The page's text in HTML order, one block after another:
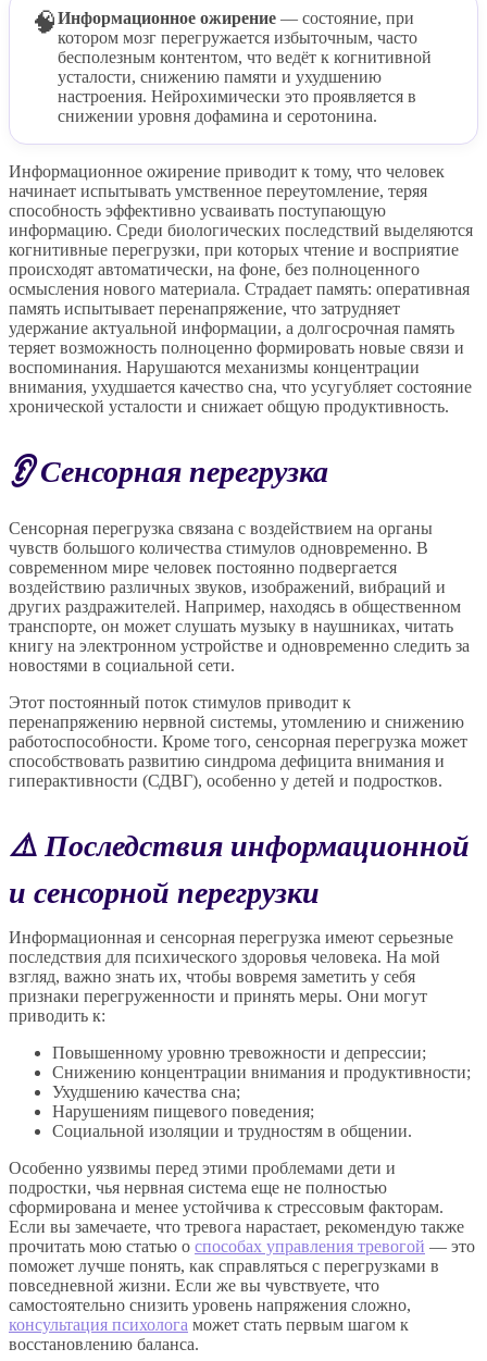
🧠Информационное ожирение — состояние, при
котором мозг перегружается избыточным, часто
бесполезным контентом, что ведёт к когнитивной
усталости, снижению памяти и ухудшению
настроения. Нейрохимически это проявляется в
снижении уровня дофамина и серотонина.
Информационное ожирение приводит к тому, что человек
начинает испытывать умственное переутомление, теряя
способность эффективно усваивать поступающую
информацию. Среди биологических последствий выделяются
когнитивные перегрузки, при которых чтение и восприятие
происходят автоматически, на фоне, без полноценного
осмысления нового материала. Страдает память: оперативная
память испытывает перенапряжение, что затрудняет
удержание актуальной информации, а долгосрочная память
теряет возможность полноценно формировать новые связи и
воспоминания. Нарушаются механизмы концентрации
внимания, ухудшается качество сна, что усугубляет состояние
хронической усталости и снижает общую продуктивность.
👂 Сенсорная перегрузка
Сенсорная перегрузка связана с воздействием на органы
чувств большого количества стимулов одновременно. В
современном мире человек постоянно подвергается
воздействию различных звуков, изображений, вибраций и
других раздражителей. Например, находясь в общественном
транспорте, он может слушать музыку в наушниках, читать
книгу на электронном устройстве и одновременно следить за
новостями в социальной сети.
Этот постоянный поток стимулов приводит к
перенапряжению нервной системы, утомлению и снижению
работоспособности. Кроме того, сенсорная перегрузка может
способствовать развитию синдрома дефицита внимания и
гиперактивности (СДВГ), особенно у детей и подростков.
⚠️ Последствия информационной
и сенсорной перегрузки
Информационная и сенсорная перегрузка имеют серьезные
последствия для психического здоровья человека. На мой
взгляд, важно знать их, чтобы вовремя заметить у себя
признаки перегруженности и принять меры. Они могут
приводить к:
Повышенному уровню тревожности и депрессии;
Снижению концентрации внимания и продуктивности;
Ухудшению качества сна;
Нарушениям пищевого поведения;
Социальной изоляции и трудностям в общении.
Особенно уязвимы перед этими проблемами дети и
подростки, чья нервная система еще не полностью
сформирована и менее устойчива к стрессовым факторам.
Если вы замечаете, что тревога нарастает, рекомендую также
прочитать мою статью о способах управления тревогой — это
поможет лучше понять, как справляться с перегрузками в
повседневной жизни. Если же вы чувствуете, что
самостоятельно снизить уровень напряжения сложно,
консультация психолога может стать первым шагом к
восстановлению баланса.